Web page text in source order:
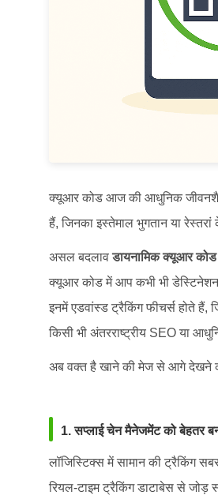
क्यूआर कोड आज की आधुनिक
हैं, जिनका इस्तेमाल भुगतान या
असल बदलावडायनामिक क्यूआर कोड
क्यूआर कोड में आप कभी भी
इनमें एडवांस्ड ट्रैकिंग फीचर्स होते
किसी भी अंतरराष्ट्रीय SEO या
अब वक्त है खाने की मेज से आगे देखने
1. सप्लाई चेन मैनेजमेंट को बेहतर
लॉजिस्टिक्स में सामान की ट्रैकिंग
रियल-टाइम ट्रैकिंग डाटाबेस से जोड़